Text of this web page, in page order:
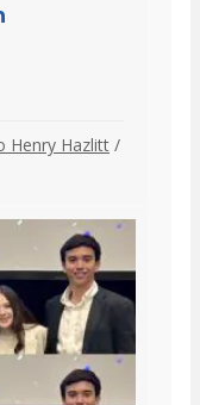
Henry Hazlitt /